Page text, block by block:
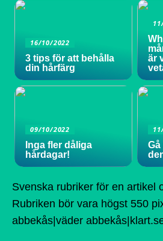
16/10/2022
3 tips för att behålla
din hårfärg
är
09/10/2022
Inga fler dåliga
hårdagar!
Svenska rubriker för en artikel
Rubriken bör vara högst 550
abbekås|väder